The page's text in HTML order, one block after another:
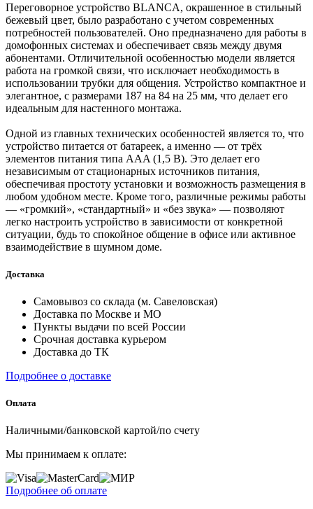
Переговорное устройство BLANCA, окрашенное в стильный
бежевый цвет, было разработано с учетом современных
потребностей пользователей. Оно предназначено для работы в
домофонных системах и обеспечивает связь между двумя
абонентами. Отличительной особенностью модели является
работа на громкой связи, что исключает необходимость в
использовании трубки для общения. Устройство компактное и
элегантное, с размерами 187 на 84 на 25 мм, что делает его
идеальным для настенного монтажа.
Одной из главных технических особенностей является то, что
устройство питается от батареек, а именно — от трёх
элементов питания типа AAA (1,5 В). Это делает его
независимым от стационарных источников питания,
обеспечивая простоту установки и возможность размещения в
любом удобном месте. Кроме того, различные режимы работы
— «громкий», «стандартный» и «без звука» — позволяют
легко настроить устройство в зависимости от конкретной
ситуации, будь то спокойное общение в офисе или активное
взаимодействие в шумном доме.
Доставка
Самовывоз со склада (м. Савеловская)
Доставка по Москве и МО
Пункты выдачи по всей России
Срочная доставка курьером
Доставка до ТК
Подробнее о доставке
Оплата
Наличными/банковской картой/по счету
Мы принимаем к оплате:
Подробнее об оплате